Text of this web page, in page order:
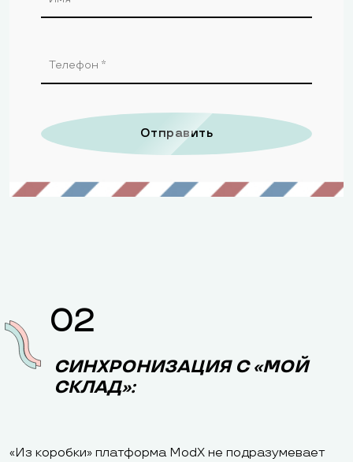
Отправить
02
СИНХРОНИЗАЦИЯ С «МОЙ
СКЛАД»:
«Из коробки» платформа ModX не подразумевает